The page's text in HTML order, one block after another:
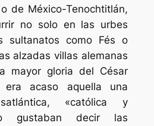
de México-Tenochtitlán,
no solo en las urbes
sultanatos como Fés o
alzadas villas alemanas
mayor gloria del César
era acaso aquella una
«católica y
gustaban decir las